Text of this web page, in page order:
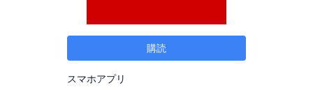
購読
スマホアプリ